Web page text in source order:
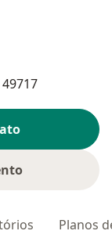
Planos